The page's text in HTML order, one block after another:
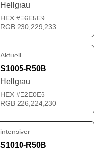
Hellgrau
HEX #E6E5E9
RGB 230,229,233
Aktuell
S1005-R50B
Hellgrau
HEX #E2E0E6
RGB 226,224,230
intensiver
S1010-R50B